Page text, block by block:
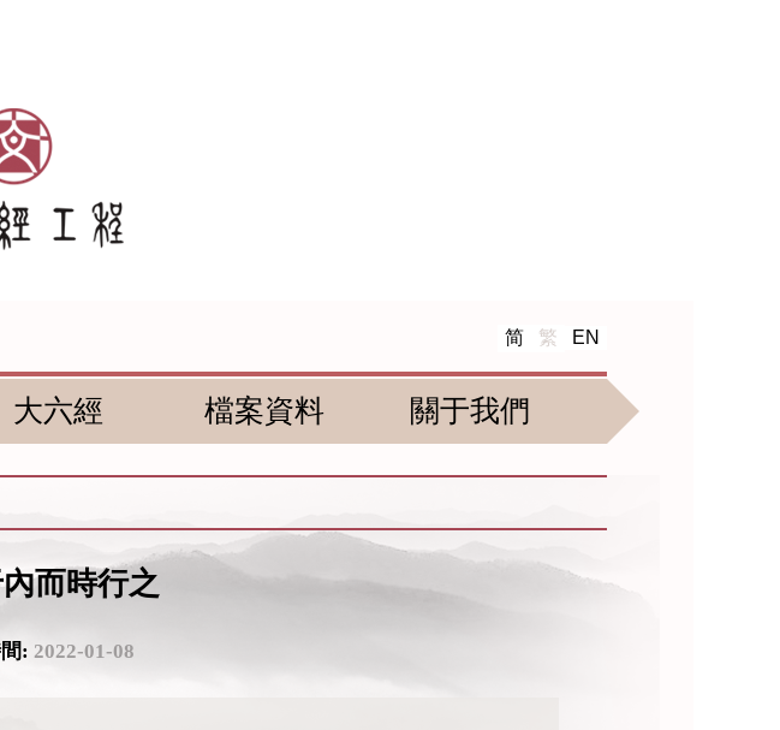
简 繁 EN
大六經 檔案資料 關于我們
而時行之
: 2022-01-08